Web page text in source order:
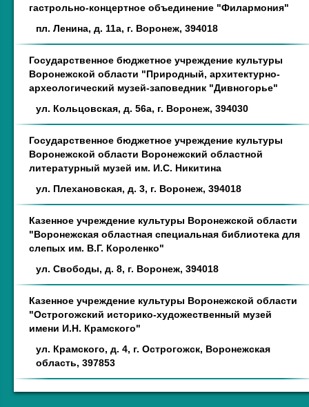
гастрольно-концертное объединение "Филармония"
пл. Ленина, д. 11а, г. Воронеж, 394018
Государственное бюджетное учреждение культуры
Воронежской области "Природный, архитектурно-
археологический музей-заповедник "Дивногорье"
ул. Кольцовская, д. 56а, г. Воронеж, 394030
Государственное бюджетное учреждение культуры
Воронежской области Воронежский областной
литературный музей им. И.С. Никитина
ул. Плехановская, д. 3, г. Воронеж, 394018
Казенное учреждение культуры Воронежской области
"Воронежская областная специальная библиотека для
слепых им. В.Г. Короленко"
ул. Свободы, д. 8, г. Воронеж, 394018
Казенное учреждение культуры Воронежской области
"Острогожский историко-художественный музей
имени И.Н. Крамского"
ул. Крамского, д. 4, г. Острогожск, Воронежская
область, 397853